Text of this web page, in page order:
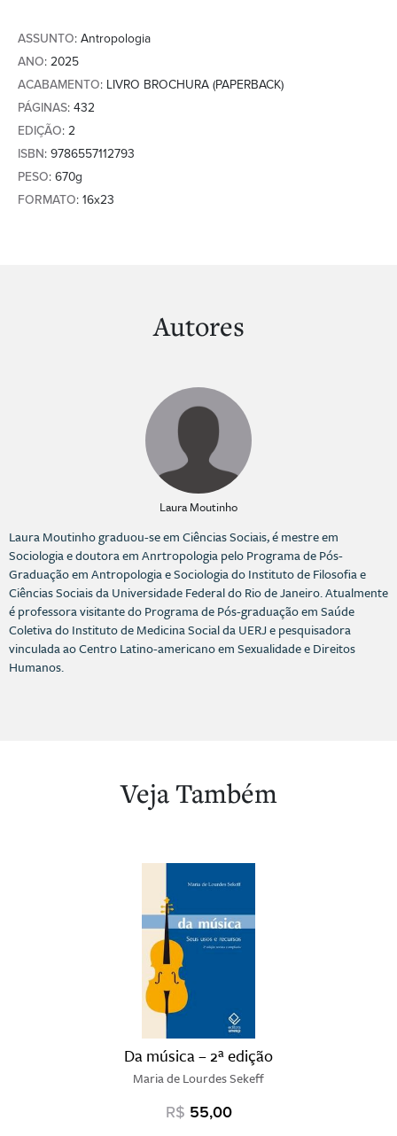
ASSUNTO: Antropologia
ANO: 2025
ACABAMENTO: LIVRO BROCHURA (PAPERBACK)
PÁGINAS: 432
EDIÇÃO: 2
ISBN: 9786557112793
PESO: 670g
FORMATO: 16x23
Autores
Laura Moutinho
Laura Moutinho graduou-se em Ciências Sociais, é mestre em
Sociologia e doutora em Anrtropologia pelo Programa de Pós-
Graduação em Antropologia e Sociologia do Instituto de Filosofia e
Ciências Sociais da Universidade Federal do Rio de Janeiro. Atualmente
é professora visitante do Programa de Pós-graduação em Saúde
Coletiva do Instituto de Medicina Social da UERJ e pesquisadora
vinculada ao Centro Latino-americano em Sexualidade e Direitos
Humanos.
Veja Também
Da música – 2ª edição
Maria de Lourdes Sekeff
R$ 55,00